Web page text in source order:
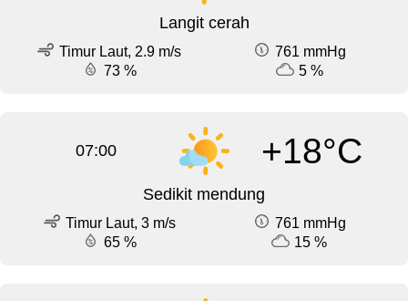
Langit cerah
Timur Laut, 2.9 m/s
761 mmHg
73 %
5 %
07:00 +18°C
Sedikit mendung
Timur Laut, 3 m/s
761 mmHg
65 %
15 %